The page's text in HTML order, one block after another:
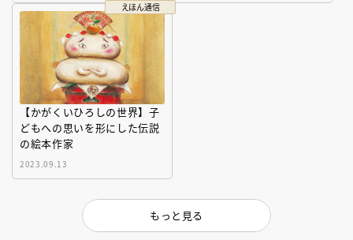
えほん通信
【かがくいひろしの世界】子
どもへの思いを形にした伝説
の絵本作家
2023.09.13
もっと見る